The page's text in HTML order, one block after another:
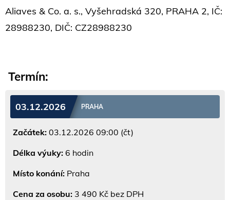
Aliaves & Co. a. s., Vyšehradská 320, PRAHA 2, IČ:
28988230, DIČ: CZ28988230
Termín:
03.12.2026 PRAHA
Začátek: 03.12.2026 09:00 (čt)
Délka výuky: 6 hodin
Místo konání: Praha
Cena za osobu: 3 490 Kč bez DPH